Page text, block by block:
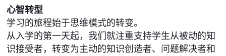
心智转型
学习的旅程始于思维模式的转变。
从入学的第一天起，我们就注重支持学生从被动的知
识接受者，转变为主动的知识创造者、问题解决者和